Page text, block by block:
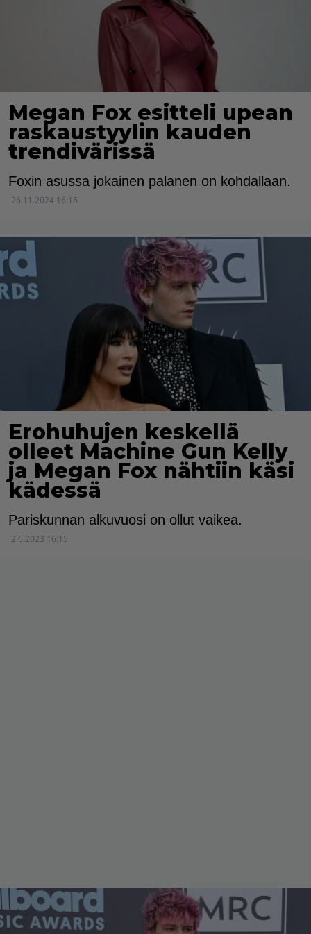
Megan Fox esitteli upean
raskaustyylin kauden
trendivärissä
Foxin asussa jokainen palanen on kohdallaan.
26.11.2024 16:15
Erohuhujen keskellä
olleet Machine Gun Kelly
ja Megan Fox nähtiin käsi
kädessä
Pariskunnan alkuvuosi on ollut vaikea.
2.6.2023 16:15